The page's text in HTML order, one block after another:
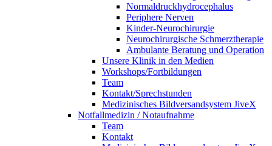
Normaldruckhydrocephalus
Periphere Nerven
Kinder-Neurochirurgie
Neurochirurgische Schmerztherapie
Ambulante Beratung und Operation
Unsere Klinik in den Medien
Workshops/Fortbildungen
Team
Kontakt/Sprechstunden
Medizinisches Bildversandsystem JiveX
Notfallmedizin / Notaufnahme
Team
Kontakt